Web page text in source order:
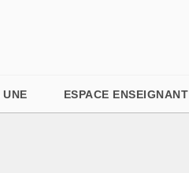
ESPACE ENSEIGNANT